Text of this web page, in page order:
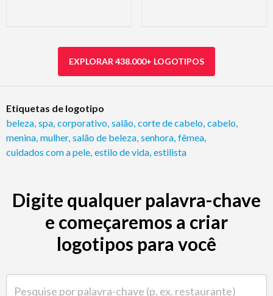
EXPLORAR 438.000+ LOGOTIPOS
Etiquetas de logotipo
beleza spa corporativo salão corte de cabelo cabelo
menina mulher, salão de beleza senhora fêmea
cuidados com a pele estilo de vida estilista
Digite qualquer palavra-chave
e começaremos a criar
logotipos para você